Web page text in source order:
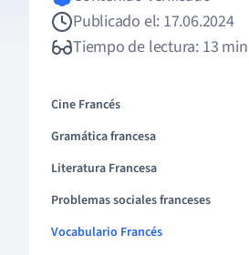
Publicado el: 17.06.2024
Tiempo de lectura: 13 min
Cine Francés
Gramática francesa
Literatura Francesa
Problemas sociales franceses
Vocabulario Francés